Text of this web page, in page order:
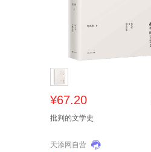
¥67.20
批判的文学史
天添网自营